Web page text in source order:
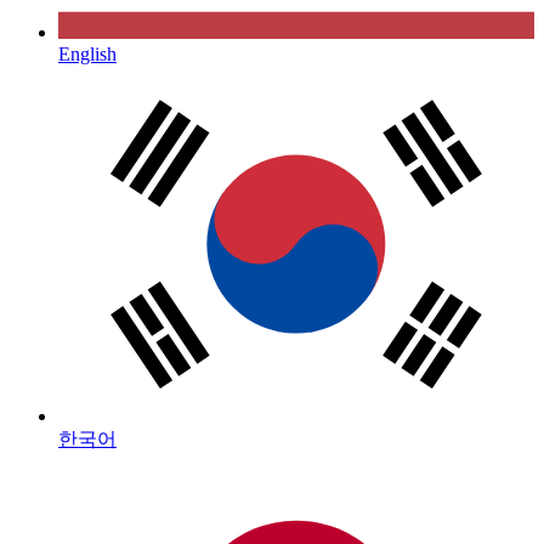
English
한국어